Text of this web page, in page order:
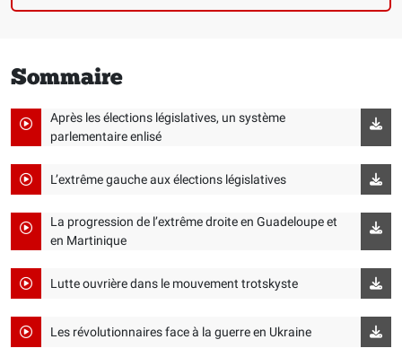
Sommaire
Après les élections législatives, un système
parlementaire enlisé
L’extrême gauche aux élections législatives
La progression de l’extrême droite en Guadeloupe et
en Martinique
Lutte ouvrière dans le mouvement trotskyste
Les révolutionnaires face à la guerre en Ukraine